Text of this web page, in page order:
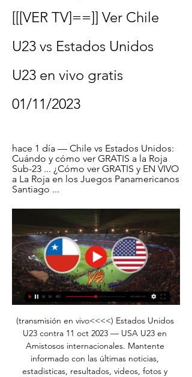
[[[VER TV]==]] Ver Chile
U23 vs Estados Unidos
U23 en vivo gratis
01/11/2023
hace 1 día — Chile vs Estados Unidos:
Cuándo y cómo ver GRATIS a la Roja
Sub-23 ... ¿Cómo ver GRATIS y EN VIVO
a La Roja en los Juegos Panamericanos
Santiago ...
(transmisión en vivo<<<<) Estados Unidos
U23 contra 11 oct 2023 — USA U23 en
Amistosos internacionales. Mantente
informado con las últimas noticias,
estadisticas, resultados, videos, fotos y